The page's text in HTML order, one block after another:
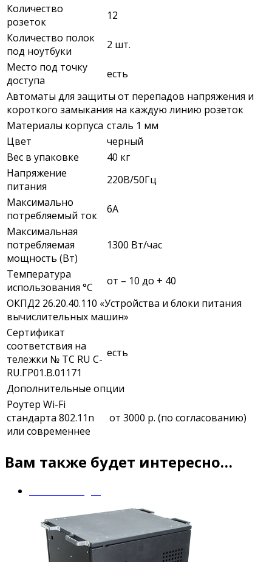
Количество
розеток
12
Количество полок
под ноутбуки
2 шт.
Место под точку
доступа
есть
Автоматы для защиты от перепадов напряжения и
короткого замыкания на каждую линию розеток
Материалы корпуса сталь 1 мм
Цвет
черный
Вес в упаковке
40 кг
Напряжение
питания
220В/50Гц
Максимально
потребляемый ток
6А
Максимальная
потребляемая
мощность (Вт)
1300 Вт/час
Температура
использования °С
от – 10 до + 40
ОКПД2 26.20.40.110 «Устройства и блоки питания
вычислительных машин»
Сертификат
соответствия на
тележки № ТС RU С-
RU.ГР01.В.01171
есть
Дополнительные опции
Роутер Wi-Fi
стандарта 802.11n
или современнее
от 3000 р. (по согласованию)
Вам также будет интересно…